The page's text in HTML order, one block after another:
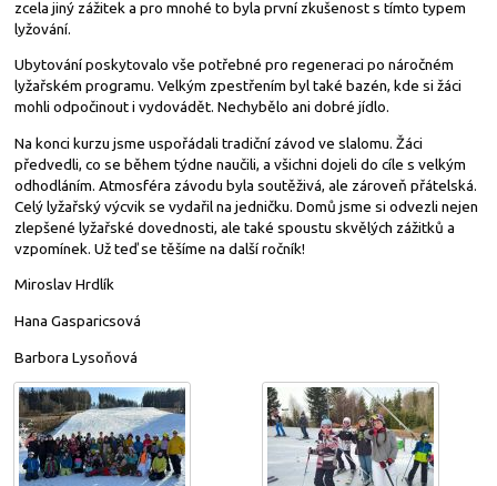
zcela jiný zážitek a pro mnohé to byla první zkušenost s tímto typem
lyžování.
Ubytování poskytovalo vše potřebné pro regeneraci po náročném
lyžařském programu. Velkým zpestřením byl také bazén, kde si žáci
mohli odpočinout i vydovádět. Nechybělo ani dobré jídlo.
Na konci kurzu jsme uspořádali tradiční závod ve slalomu. Žáci
předvedli, co se během týdne naučili, a všichni dojeli do cíle s velkým
odhodláním. Atmosféra závodu byla soutěživá, ale zároveň přátelská.
Celý lyžařský výcvik se vydařil na jedničku. Domů jsme si odvezli nejen
zlepšené lyžařské dovednosti, ale také spoustu skvělých zážitků a
vzpomínek. Už teď se těšíme na další ročník!
Miroslav Hrdlík
Hana Gasparicsová
Barbora Lysoňová